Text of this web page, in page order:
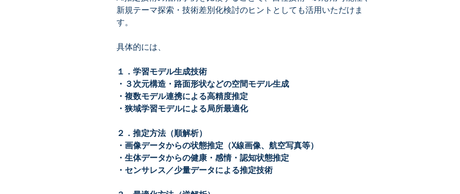
新規テーマ探索・技術差別化検討のヒントとしても活用いただけま
す。
具体的には、
１．学習モデル生成技術
・３次元構造・路面形状などの空間モデル生成
・複数モデル連携による高精度推定
・狭域学習モデルによる局所最適化
２．推定方法（順解析）
・画像データからの状態推定（X線画像、航空写真等）
・生体データからの健康・感情・認知状態推定
・センサレス／少量データによる推定技術